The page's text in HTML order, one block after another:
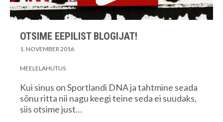
OTSIME EEPILIST BLOGIJAT!
1. NOVEMBER 2016
MEELELAHUTUS
Kui sinus on Sportlandi DNA ja tahtmine seada
sõnu ritta nii nagu keegi teine seda ei suudaks,
siis otsime just…